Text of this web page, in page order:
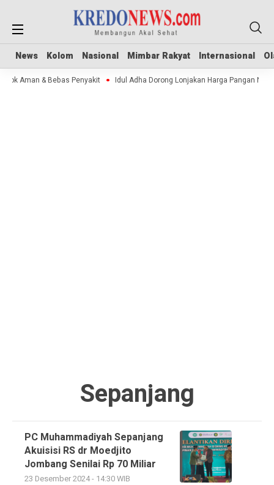
News Kolom Nasional Mimbar Rakyat Internasional
News Kolom Nasional Mimbar Rakyat Internasional
Aman & Bebas Penyakit Idul Adha Dorong Lonjakan Harga Pangan
Sepanjang
PC Muhammadiyah Sepanjang
Akuisisi RS dr Moedjito
Jombang Senilai Rp 70 Miliar
23 Desember 2024 - 14:30 WIB